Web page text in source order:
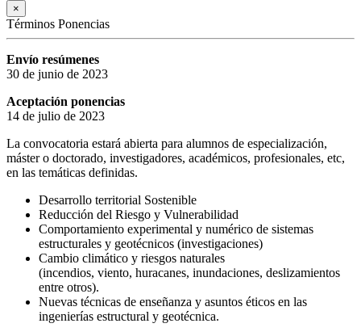
×
Términos Ponencias
Envío resúmenes
30 de junio de 2023
Aceptación ponencias
14 de julio de 2023
La convocatoria estará abierta para alumnos de especialización,
máster o doctorado, investigadores, académicos, profesionales, etc,
en las temáticas definidas.
Desarrollo territorial Sostenible
Reducción del Riesgo y Vulnerabilidad
Comportamiento experimental y numérico de sistemas
estructurales y geotécnicos (investigaciones)
Cambio climático y riesgos naturales
(incendios, viento, huracanes, inundaciones, deslizamientos
entre otros).
Nuevas técnicas de enseñanza y asuntos éticos en las
ingenierías estructural y geotécnica.